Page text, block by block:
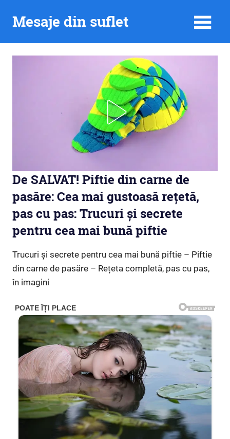
Mesaje din suflet
De SALVAT! Piftie din carne de
pasăre: Cea mai gustoasă rețetă,
pas cu pas: Trucuri și secrete
pentru cea mai bună piftie
Trucuri și secrete pentru cea mai bună piftie – Piftie
din carne de pasăre – Rețeta completă, pas cu pas,
în imagini